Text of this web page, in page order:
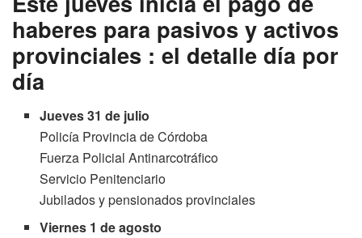
haberes para pasivos y activos
provinciales : el detalle día por
día
Jueves 31 de julio
Policía Provincia de Córdoba
Fuerza Policial Antinarcotráfico
Servicio Penitenciario
Jubilados y pensionados provinciales
Viernes 1 de agosto